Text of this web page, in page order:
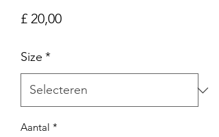
£ 20,00Prijs
Size *
Aantal *